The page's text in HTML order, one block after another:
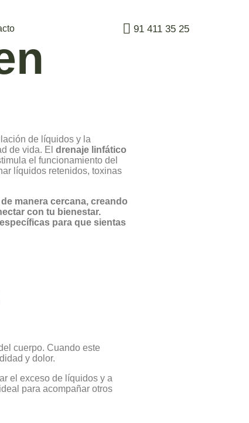
91 411 35 25
de líquidos y la
de vida. El drenaje linfático
el funcionamiento del
líquidos retenidos, toxinas
manera cercana, creando
con tu bienestar.
para que sientas
cuerpo. Cuando este
y dolor.
el exceso de líquidos y a
para acompañar otros